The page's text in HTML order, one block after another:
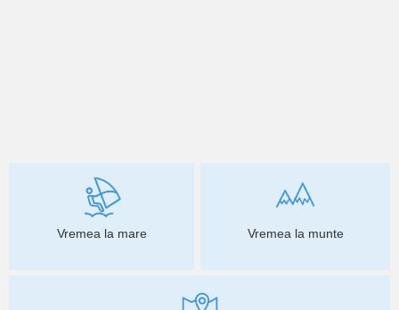
Vremea la mare Vremea la munte